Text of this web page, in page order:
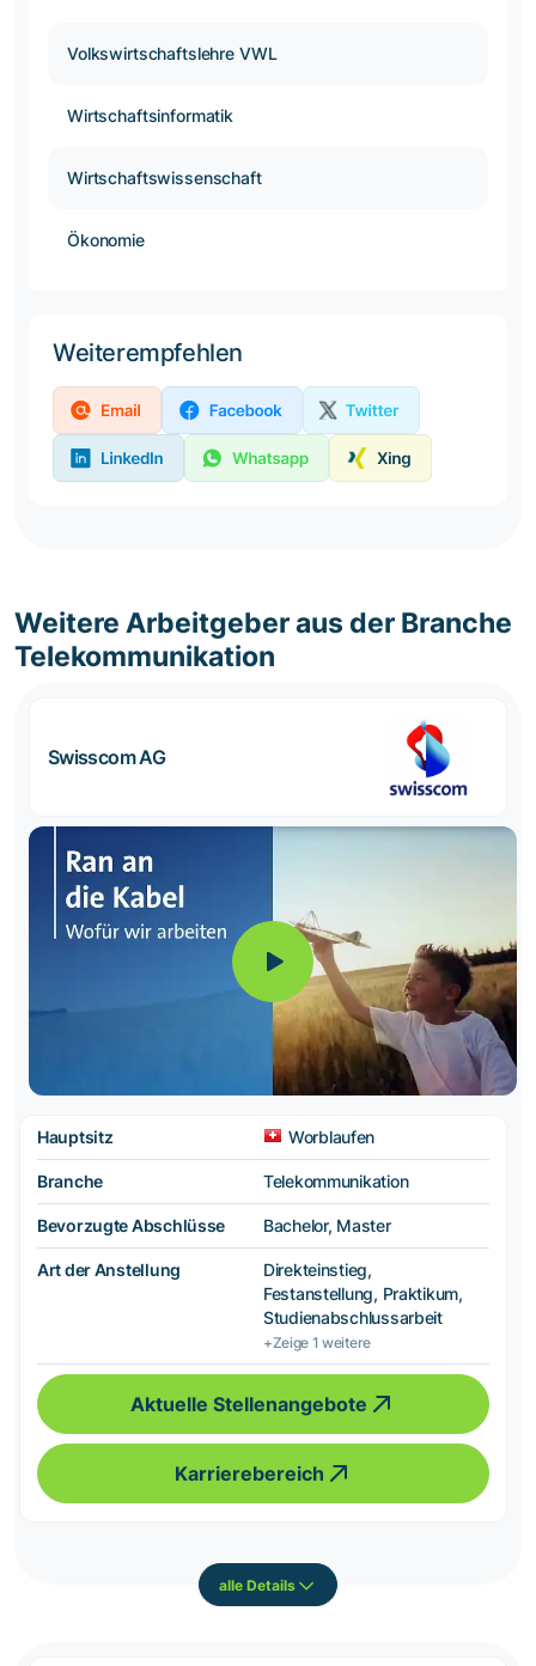
Volkswirtschaftslehre VWL
Wirtschaftsinformatik
Wirtschaftswissenschaft
Ökonomie
Weiterempfehlen
Weitere Arbeitgeber aus der Branche
Telekommunikation
Swisscom AG
Hauptsitz Worblaufen
Branche Telekommunikation
Bevorzugte Abschlüsse Bachelor, Master
Art der Anstellung
Direkteinstieg,
Festanstellung, Praktikum,
Studienabschlussarbeit
+Zeige 1 weitere
Aktuelle Stellenangebote
Karrierebereich
alle Details